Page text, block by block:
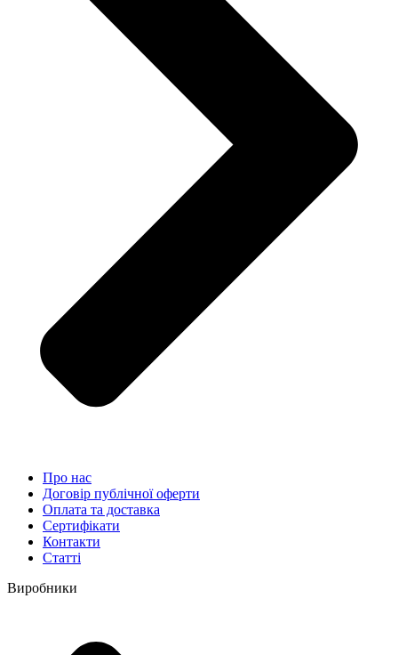
Про нас
Договір публічної оферти
Оплата та доставка
Сертифікати
Контакти
Статті
Виробники